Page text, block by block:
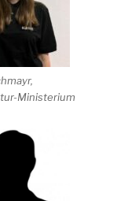
Ministerium